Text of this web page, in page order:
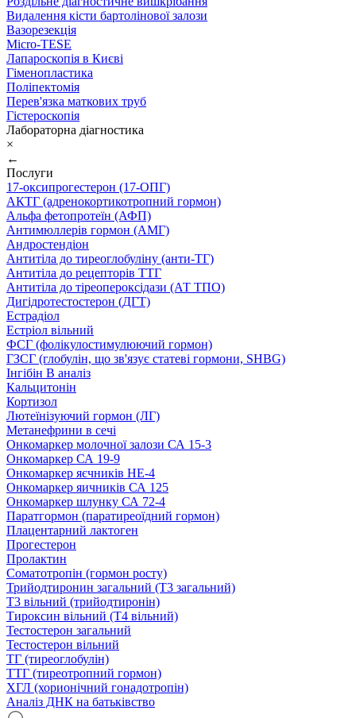
Видалення кісти бартолінової залози
Вазорезекція
Micro-TESE
Лапароскопія в Києві
Гіменопластика
Поліпектомія
Перев'язка маткових труб
Гістероскопія
Лабораторна діагностика
×
←
Послуги
17-оксипрогестерон (17-ОПГ)
АКТГ (адренокортикотропний гормон)
Альфа фетопротеїн (АФП)
Антимюллерів гормон (АМГ)
Андростендіон
Антитіла до тиреоглобуліну (анти-ТГ)
Антитіла до рецепторів ТТГ
Антитіла до тіреопероксідази (АТ ТПО)
Дигідротестостерон (ДГТ)
Естрадіол
Естріол вільний
ФСГ (фолікулостимулюючий гормон)
ГЗСГ (глобулін, що зв'язує статеві гормони, SHBG)
Інгібін B аналіз
Кальцитонін
Кортизол
Лютеїнізуючий гормон (ЛГ)
Метанефрини в сечі
Онкомаркер молочної залози СА 15-3
Онкомаркер СА 19-9
Онкомаркер яєчників НЕ-4
Онкомаркер яичників СА 125
Онкомаркер шлунку СА 72-4
Паратгормон (паратиреоїдний гормон)
Плацентарний лактоген
Прогестерон
Пролактин
Соматотропін (гормон росту)
Трийодтиронин загальний (Т3 загальний)
Т3 вільний (трийодтиронін)
Тироксин вільний (Т4 вільний)
Тестостерон загальний
Тестостерон вільний
ТГ (тиреоглобулін)
ТТГ (тиреотропний гормон)
ХГЛ (хорионічний гонадотропін)
Аналіз ДНК на батьківство